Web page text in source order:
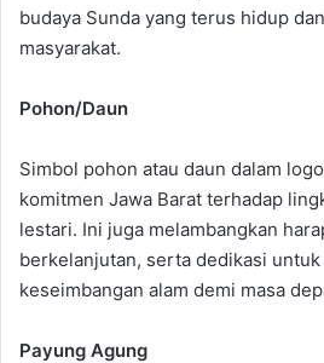
budaya Sunda yang terus hidup
masyarakat.
Pohon/Daun
Simbol pohon atau daun dalam
komitmen Jawa Barat terhadap
lestari. Ini juga melambangkan
berkelanjutan, serta dedikasi untuk
keseimbangan alam demi masa
Payung Agung